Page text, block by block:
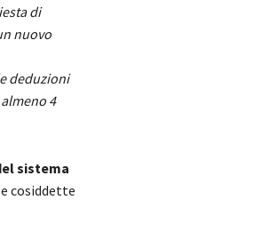
di
nuovo
deduzioni
4
sistema
cosiddette